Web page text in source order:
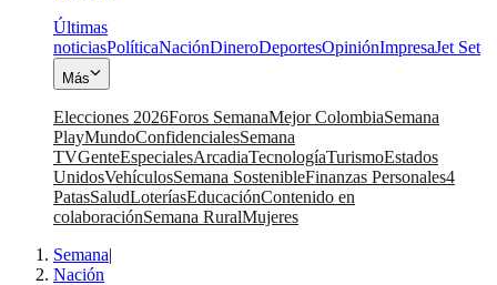
Últimas
noticiasPolíticaNaciónDineroDeportesOpiniónImpresaJet Set
Más
Elecciones 2026Foros SemanaMejor ColombiaSemana
PlayMundoConfidencialesSemana
TVGenteEspecialesArcadiaTecnologíaTurismoEstados
UnidosVehículosSemana SostenibleFinanzas Personales4
PatasSaludLoteríasEducaciónContenido en
colaboraciónSemana RuralMujeres
Semana|
Nación